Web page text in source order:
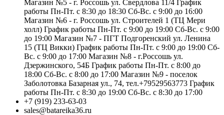
Магазин №5 - г. Россошь ул. Свердлова 11/4 График
работы Пн-Пт. с 8:30 до 18:30 Сб-Вс. с 9:00 до 16:00
Магазин №6 - г. Россошь ул. Строителей 1 (ТЦ Мери
холл) График работы Пн-Пт. с 9:00 до 19:00 Сб-Вс. с 9:00
до 19:00 Магазин №7 - ПГТ Подгоренский ул. Ленина
15 (ТЦ Викки) График работы Пн-Пт. с 9:00 до 19:00 Сб-
Вс. с 9:00 до 17:00 Магазин №8 - г.Россошь ул.
Дзержинского, 54Б График работы Пн-Пт. с 8:00 до
18:00 Сб-Вс. с 8:00 до 17:00 Магазин №9 - поселок
Заболотовка Базарная ул., 74, тел.+79529563773 График
работы Пн-Пт. с 8:30 до 19:00 Сб-Вс. с 8:30 до 17:00
+7 (919) 233-63-03
sales@batareika36.ru